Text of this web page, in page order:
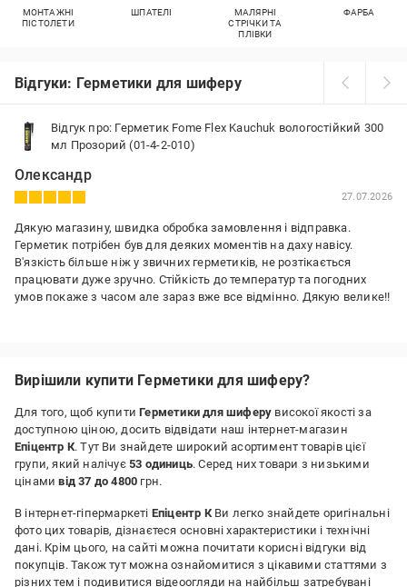
МОНТАЖНІ
ПІСТОЛЕТИ
ШПАТЕЛІ
МАЛЯРНІ
СТРІЧКИ ТА
ПЛІВКИ
ФАРБА
Відгуки: Герметики для шиферу
Відгук про: Герметик Fome Flex Kauchuk вологостійкий 300
мл Прозорий (01-4-2-010)
Олександр
27.07.2026
Дякую магазину, швидка обробка замовлення і відправка.
Герметик потрібен був для деяких моментів на даху навісу.
В'язкість більше ніж у звичних герметиків, не розтікається
працювати дуже зручно. Стійкість до температур та погодних
умов покаже з часом але зараз вже все відмінно. Дякую велике!!
Недоліки:
Вирішили купити Герметики для шиферу?
Для того, щоб купитиГерметики для шиферу високої якості за
доступною ціною, досить відвідати наш інтернет-магазин
Епіцентр К. Тут Ви знайдете широкий асортимент товарів цієї
групи, який налічує 53 одиниць. Серед них товари з низькими
цінамивід 37 до 4800 грн.
В інтернет-гіпермаркеті Епіцентр КВи легко знайдете оригінальні
фото цих товарів, дізнаєтеся основні характеристики і технічні
дані. Крім цього, на сайті можна почитати корисні відгуки від
покупців. Також тут можна ознайомитися з цікавими статтями з
різних тем і подивитися відеоогляди на найбільш затребувані